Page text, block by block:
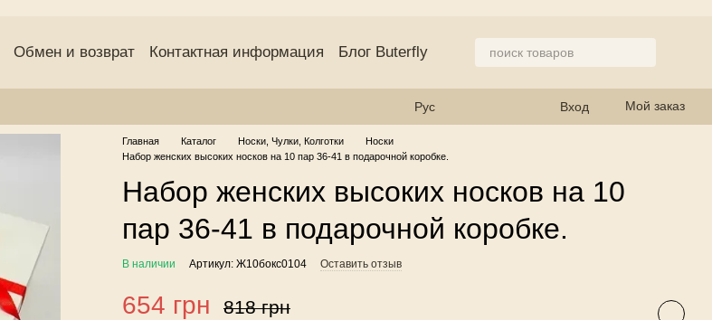
Обмен и возврат Контактная информация
Блог Buterfly
Рус Вход Мой заказ
Главная Каталог Носки, Чулки, Колготки
Носки
Набор женских высоких носков на 10 пар 36-41 в подарочной коробке.
Набор женских высоких носков на 10
пар 36-41 в подарочной коробке.
В наличии Артикул: Ж10бокс0104 Оставить отзыв
654 грн 818 грн